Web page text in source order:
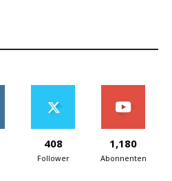
408
Follower
1,180
Abonnenten